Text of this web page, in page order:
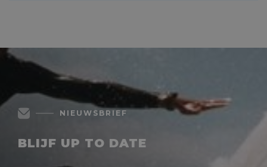
NIEUWSBRIEF
BLIJF UP TO DATE